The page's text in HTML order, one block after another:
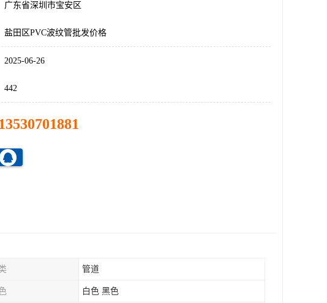
广东省深圳市宝安区
盐田区PVC波纹管批发价格
2025-06-26
442
13530701881
管道
白色 黑色